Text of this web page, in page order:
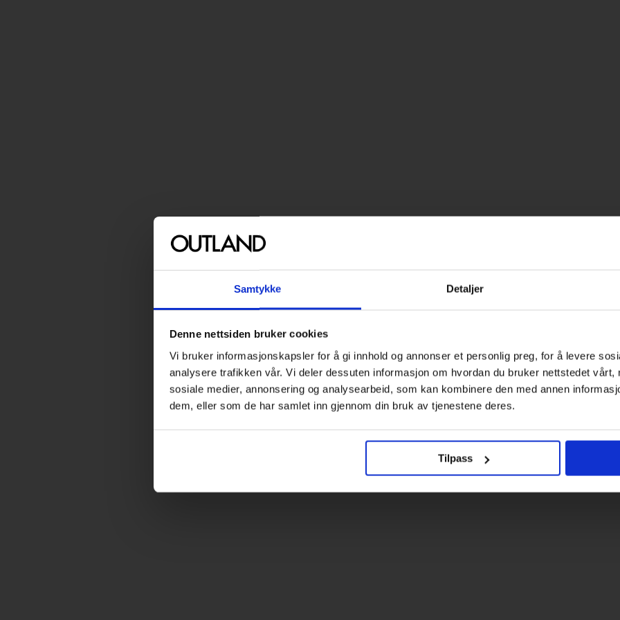
Samtykke Detaljer
Denne nettsiden bruker cookies
Vi bruker informasjonskapsler for å gi innhold og annonser et personlig preg, for å levere
analysere trafikken vår. Vi deler dessuten informasjon om hvordan du bruker nettstedet vårt,
sosiale medier, annonsering og analysearbeid, som kan kombinere den med annen
dem, eller som de har samlet inn gjennom din bruk av tjenestene deres.
Tilpass